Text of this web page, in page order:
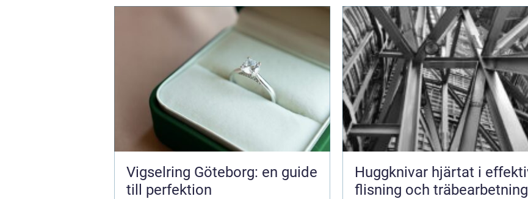
Vigselring Göteborg: en guide
till perfektion
Huggknivar hjärtat i effektiv
flisning och träbearbetning